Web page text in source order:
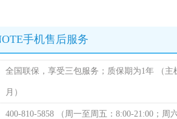
手机售后服务
全国联保，享受三包服务；质保期为1年 （
月）
400-810-5858 （周一至周五：8:00-21:00；周